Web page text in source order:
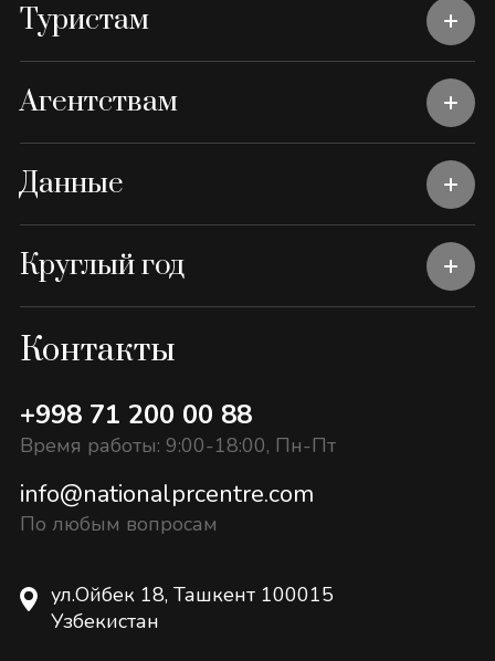
Туристам
Агентствам
Данные
Круглый год
Контакты
+998 71 200 00 88
Время работы: 9:00-18:00, Пн-Пт
info@nationalprcentre.com
По любым вопросам
ул.Ойбек 18, Ташкент 100015
Узбекистан